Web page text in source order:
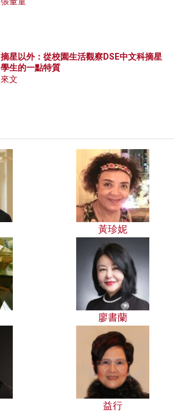
摘星以外：從校園生活觀察DSE中文科摘星
學生的一點特質
來文
黃珍妮
廖書蘭
益行